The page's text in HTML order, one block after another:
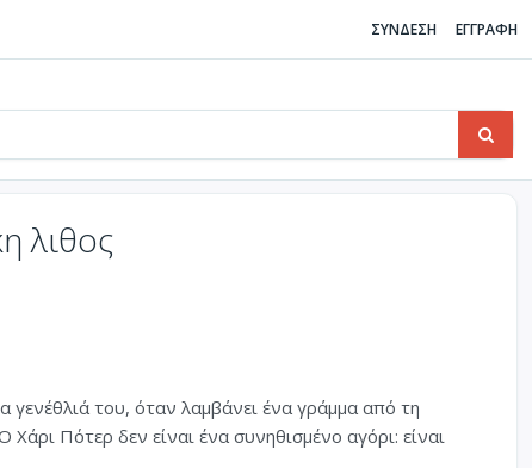
ΣΥΝΔΕΣΗ ΕΓΓΡΑΦΗ
λιθος
του, όταν λαµβάνει ένα γράµµα από τη
Πότερ δεν είναι ένα συνηθισµένο αγόρι: είναι